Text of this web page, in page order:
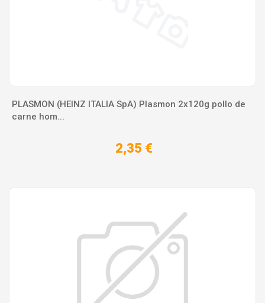
PLASMON (HEINZ ITALIA SpA) Plasmon 2x120g pollo de
carne hom...
2,35 €